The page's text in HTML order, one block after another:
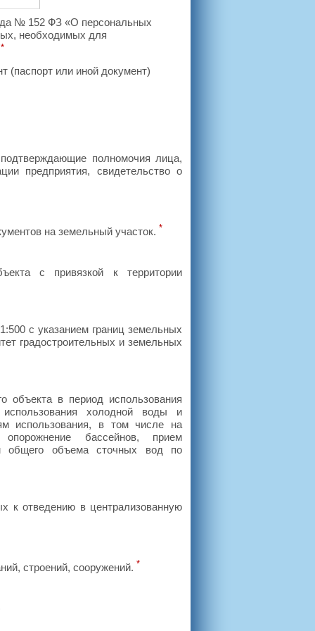
№ 152 ФЗ «О персональных
необходимых для
*
(паспорт или иной документ)
полномочия лица,
предприятия, свидетельство о
на земельный участок. *
с привязкой к территории
с указанием границ земельных
градостроительных и земельных
объекта в период использования
холодной воды и
использования, в том числе на
бассейнов, прием
общего объема сточных вод по
к отведению в централизованную
строений, сооружений. *